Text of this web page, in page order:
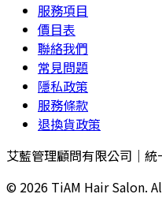
服務項目
價目表
聯絡我們
常見問題
隱私政策
服務條款
退換貨政策
艾藍管理顧問有限公司｜
© 2026 TiAM Hair Salon.